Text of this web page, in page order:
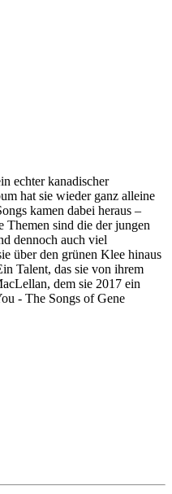
echter kanadischer
hat sie wieder ganz alleine
kamen dabei heraus –
sind die der jungen
dennoch auch viel
über den grünen Klee hinaus
Talent, das sie von ihrem
dem sie 2017 ein
- The Songs of Gene